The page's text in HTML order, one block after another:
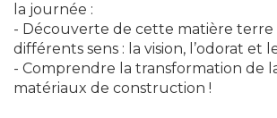
la journée :
- Découverte de cette matière terre
différents sens : la vision, l’odorat et
- Comprendre la transformation de
matériaux de construction !